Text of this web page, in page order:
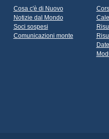
Cosa c'è di Nuovo
Notizie dal Mondo
Soci sospesi
Comunicazioni monte